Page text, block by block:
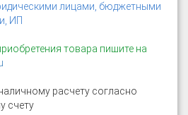
лицами, бюджетными
ИП
товара пишите на
расчету согласно
счету